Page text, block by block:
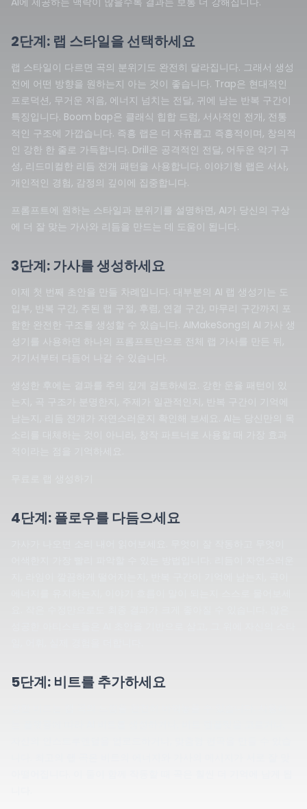
2단계: 랩 스타일을 선택하세요
랩 스타일이 다르면 곡의 분위기도 완전히 달라집니다. 그래서 생성
전에 어떤 방향을 원하는지 아는 것이 좋습니다. Trap은 현대적인
프로덕션, 무거운 저음, 에너지 넘치는 전달, 귀에 남는 반복 구간이
특징입니다. Boom bap은 클래식 힙합 드럼, 서사적인 전개, 전통
적인 구조에 가깝습니다. 즉흥 랩은 더 자유롭고 즉흥적이며, 창의적
인 강한 한 줄로 가득합니다. Drill은 공격적인 전달, 어두운 악기 구
성, 리드미컬한 리듬 전개 패턴을 사용합니다. 이야기형 랩은 서사,
개인적인 경험, 감정의 깊이에 집중합니다.
프롬프트에 원하는 스타일과 분위기를 설명하면, AI가 당신의 구상
에 더 잘 맞는 가사와 리듬을 만드는 데 도움이 됩니다.
3단계: 가사를 생성하세요
이제 첫 번째 초안을 만들 차례입니다. 대부분의 AI 랩 생성기는 도
입부, 반복 구간, 주된 랩 구절, 후렴, 연결 구간, 마무리 구간까지 포
함한 완전한 구조를 생성할 수 있습니다. AIMakeSong의 AI 가사 생
성기를 사용하면 하나의 프롬프트만으로 전체 랩 가사를 만든 뒤,
거기서부터 다듬어 나갈 수 있습니다.
생성한 후에는 결과를 주의 깊게 검토하세요. 강한 운율 패턴이 있
는지, 곡 구조가 분명한지, 주제가 일관적인지, 반복 구간이 기억에
4단계: 플로우를 다듬으세요
5단계: 비트를 추가하세요